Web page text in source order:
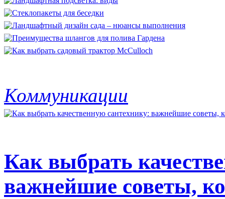
Коммуникации
Как выбрать
важнейшие советы,